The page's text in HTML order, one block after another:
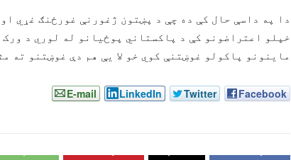
دا په داسې حال کې ده چې د پښتون ژغورنې غورځنګ غړي
خپلو اعتراضونو کې د پاکستاني پوځیانو له لوري د
ماینونو پاکولو غوښتنې کوي خو لا یې هم دې غوښتنو ته
Facebook
Twitter
LinkedIn
E-mail